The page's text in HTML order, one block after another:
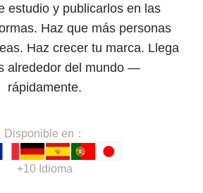
estudio y publicarlos en las
Haz que más personas
Haz crecer tu marca. Llega
alrededor del mundo —
rápidamente.
Disponible en：
+10 Idioma